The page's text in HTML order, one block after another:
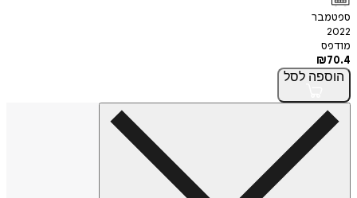
ספטמבר
2022
מודפס
₪70.4
הוספה לסל